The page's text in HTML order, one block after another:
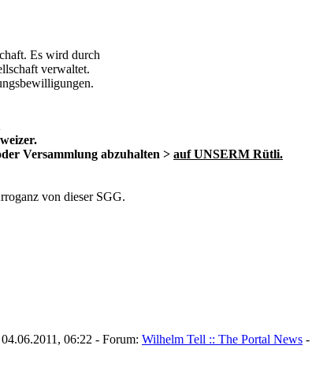
Es wird durch
verwaltet.
Versammlung abzuhalten > auf UNSERM Rütli.
von dieser SGG.
06:22 - Forum: Wilhelm Tell :: The Portal News -